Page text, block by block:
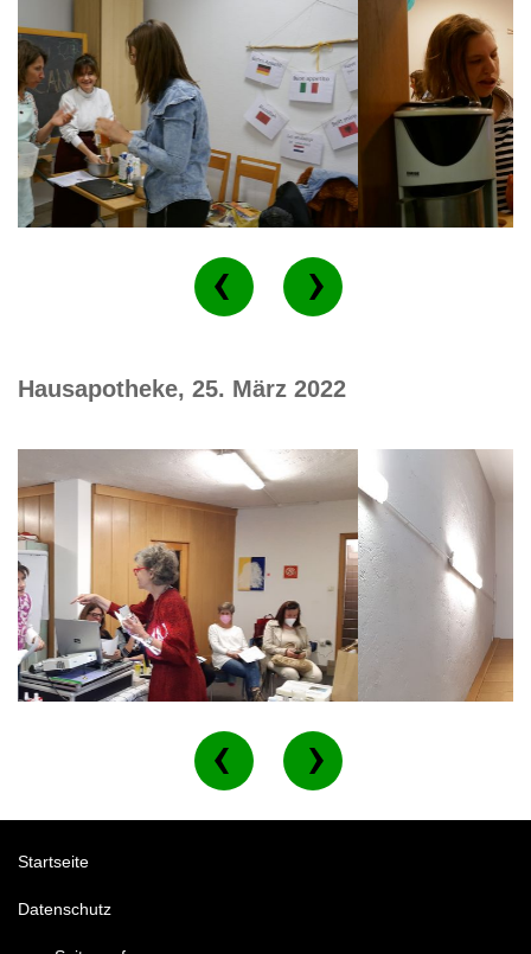
Hausapotheke, 25. März 2022
Startseite
Datenschutz